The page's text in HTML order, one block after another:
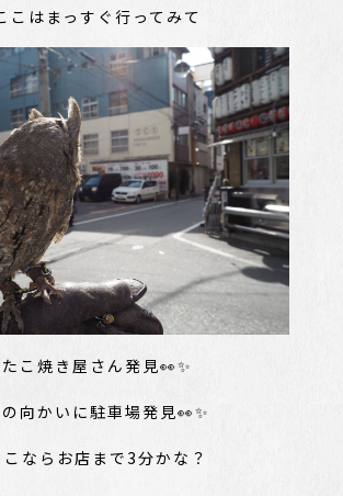
こはまっすぐ行ってみて
たこ焼き屋さん発見👀✨
向かいに駐車場発見👀✨
こならお店まで3分かな？